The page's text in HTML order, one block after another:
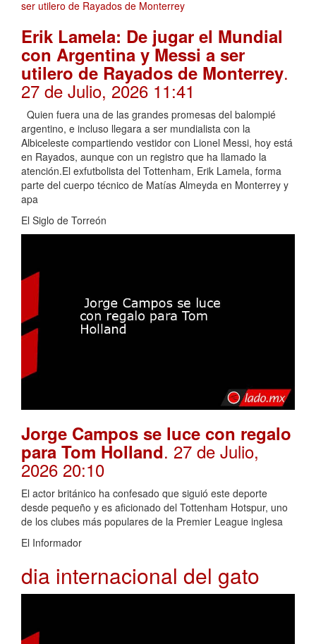
Erik Lamela: De jugar el Mundial
con Argentina y Messi a ser
utilero de Rayados de Monterrey.
27 de Julio, 2026 11:41
Quien fuera una de las grandes promesas del balompié
argentino, e incluso llegara a ser mundialista con la
Albiceleste compartiendo vestidor con Lionel Messi, hoy está
en Rayados, aunque con un registro que ha llamado la
atención.El exfutbolista del Tottenham, Erik Lamela, forma
parte del cuerpo técnico de Matías Almeyda en Monterrey y
apa
El Siglo de Torreón
Jorge Campos se luce con regalo
para Tom Holland. 27 de Julio,
2026 20:10
El actor británico ha confesado que siguió este deporte
desde pequeño y es aficionado del Tottenham Hotspur, uno
de los clubes más populares de la Premier League inglesa
El Informador
dia internacional del gato